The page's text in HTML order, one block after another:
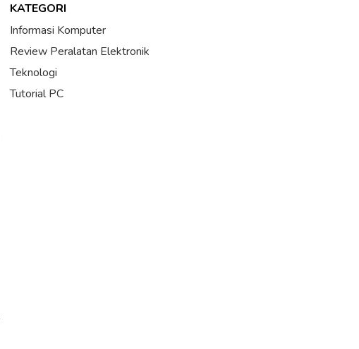
KATEGORI
Informasi Komputer
Review Peralatan Elektronik
Teknologi
Tutorial PC